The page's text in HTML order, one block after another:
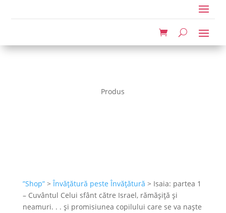
Produs
”Shop”>Învățătură peste Învățătură > Isaia: partea 1
– Cuvântul Celui sfânt către Israel, rămășiță și
neamuri. . . și promisiunea copilului care se va naște